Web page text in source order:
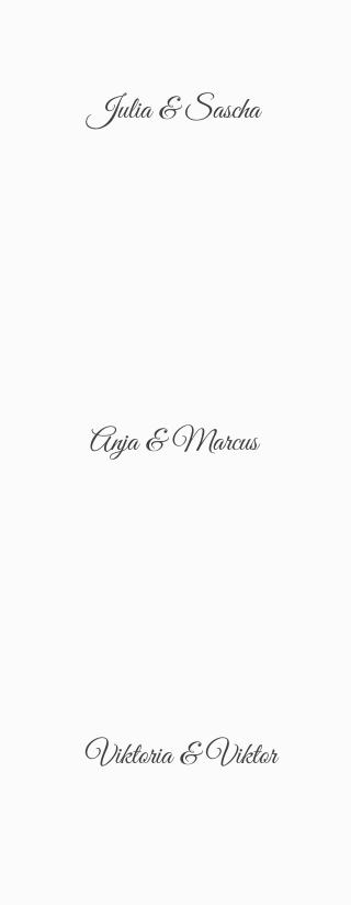
Julia & Sascha
Anja & Marcus
Viktoria & Viktor